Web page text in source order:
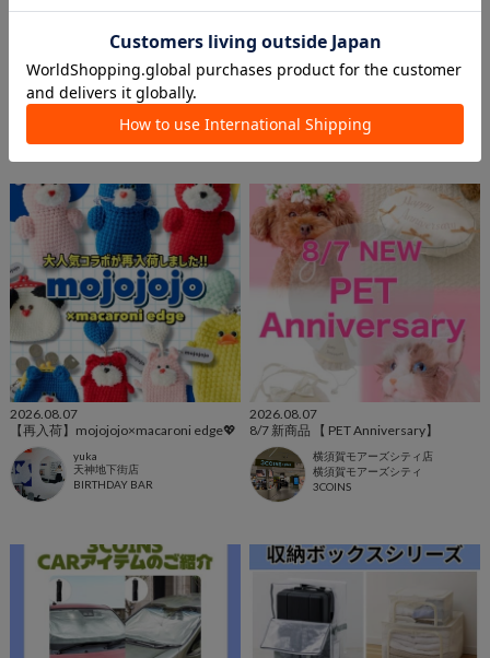
【8/7発売】 大切な家族のアニバーサ
リーを彩る新商品紹介🐶😺
3COINS+plus南砂町SUNAMO店
2026.08.07
【新商品】あれどこ？がなくなる！
〝クリア収納〟
3COINS
2026.08.07
【再入荷】mojojojo×macaroni edge💖
yuka
天神地下街店
BIRTHDAY BAR
2026.08.07
8/7 新商品 【 PET Anniversary】
横須賀モアーズシティ店
横須賀モアーズシティ
3COINS